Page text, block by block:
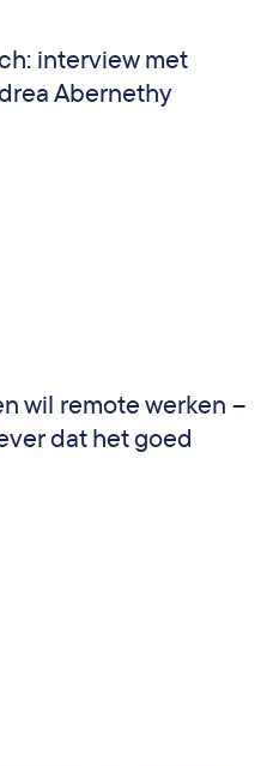
interview met
Abernethy
wil remote werken –
dat het goed